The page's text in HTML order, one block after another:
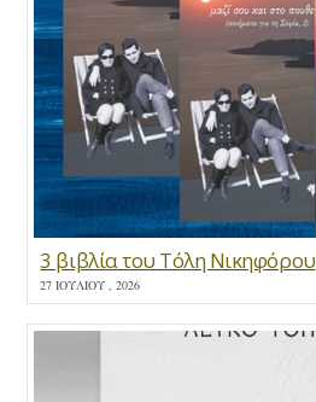
3 βιβλία του Τόλη Νικηφόρου
27 ΙΟΥΛΊΟΥ , 2026